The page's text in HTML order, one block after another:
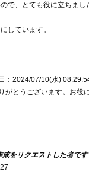
で、とても役に立ちまし
しています。
：2024/07/10(水)
がとうございます。お役
成をリクエストした者です